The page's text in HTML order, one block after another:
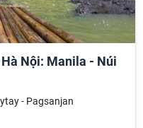
Nội: Manila - Núi
- Pagsanjan